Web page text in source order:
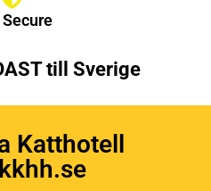
Secure
till Sverige
Katthotell